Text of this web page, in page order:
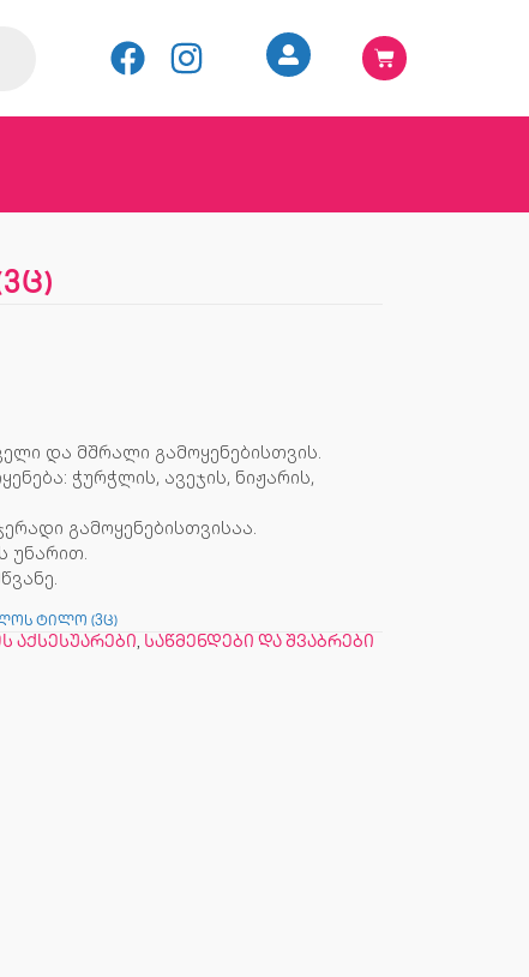
და მშრალი გამოყენებისთვის.
ჭურჭლის, ავეჯის, ნიჟარის,
გამოყენებისთვისაა.
უნარით.
ტილო (3ც)
აქსესუარები, საწმენდები და შვაბრები